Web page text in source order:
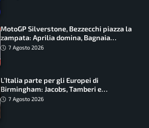
MotoGP Silverstone, Bezzecchi piazza la
zampata: Aprilia domina, Bagnaia
costretto al Q1
7 Agosto 2026
L’Italia parte per gli Europei di
Birmingham: Jacobs, Tamberi e
Battocletti guidano una spedizione
7 Agosto 2026